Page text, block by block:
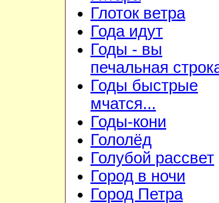
Глоток ветра
Года идут
Годы - вы
печальная
Годы быстрые
мчатся...
Годы-кони
Гололёд
Голубой рассвет
Город в ночи
Город Петра